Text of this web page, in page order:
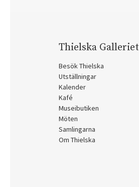
Thielska Galleriet
Besök Thielska
Utställningar
Kalender
Kafé
Museibutiken
Möten
Samlingarna
Om Thielska